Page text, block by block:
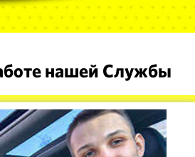
нашей Службы